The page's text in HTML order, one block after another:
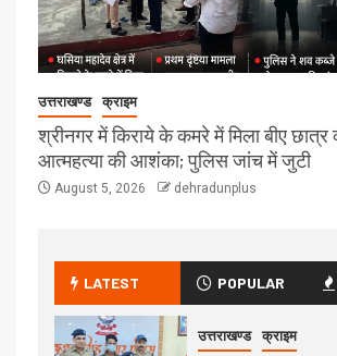
उत्तराखण्ड क्राइम
श्रीनगर में किराये के कमरे में मिला बीए छात्र
आत्महत्या की आशंका; पुलिस जांच में जुटी
August 5, 2026 dehradunplus
LATEST POPULAR
उत्तराखण्ड क्राइम